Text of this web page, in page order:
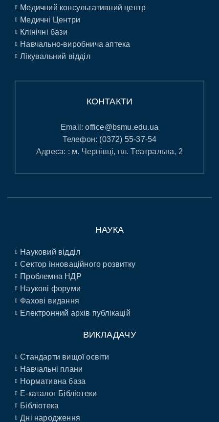
Медичний консультативний центр
Медичні Центри
Клінічні бази
Навчально-виробнича аптека
Лікувальний відділ
КОНТАКТИ
Email:office@bsmu.edu.ua
Телефон: (0372) 55-37-54
Адреса: : м. Чернівці, пл. Театральна, 2
НАУКА
Науковий відділ
Сектор інноваційного розвитку
Проблемна НДР
Наукові форуми
Фахові видання
Електронний архів публікацій
ВИКЛАДАЧУ
Стандарти вищої освіти
Навчальні плани
Нормативна база
E-каталог Бібліотеки
Бібліотека
Дні народження